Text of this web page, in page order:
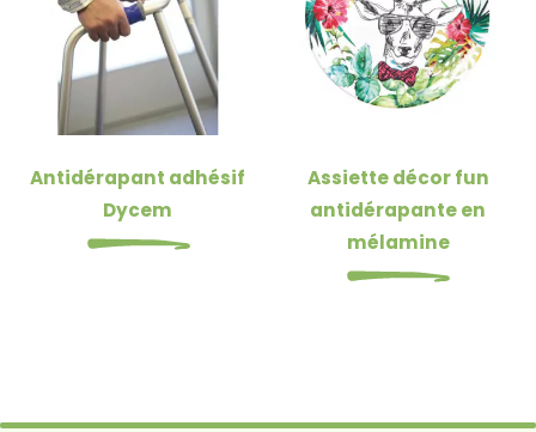
Antidérapant adhésif
Dycem
Assiette décor fun
antidérapante en
mélamine